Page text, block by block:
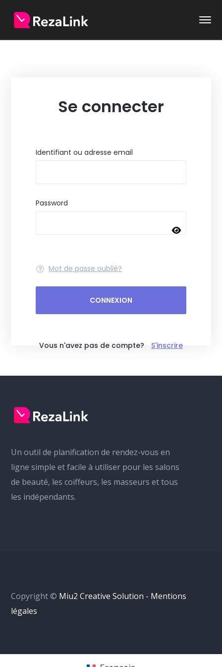
Se connecter
Identifiant ou adresse email
Password
Mot de passe oublié?
CONNEXION
Vous n'avez pas de compte? S'inscrire
Un outil de planification de rendez-vous en
ligne simple et facile à utiliser pour les salons
de beauté, les coiffeurs, les masseurs et tous
les indépendants.
Copyright © Miu2 Creative Solution - Mentions
légales